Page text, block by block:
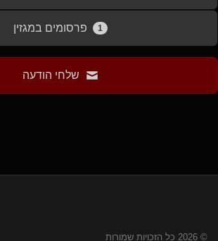
1 פרסומים במגזין
שלחי הודעה
© 2026 כל הזכויות שמורות